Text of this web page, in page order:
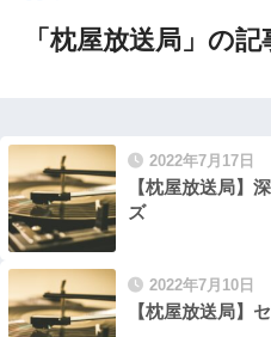
「枕屋放送局」の
2022年7月17日
【枕屋放送局】
ズ
2022年7月10日
【枕屋放送局】